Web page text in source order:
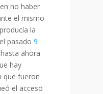
no haber
el mismo
la
pasado 9
ahora
hay
que fueron
el acceso